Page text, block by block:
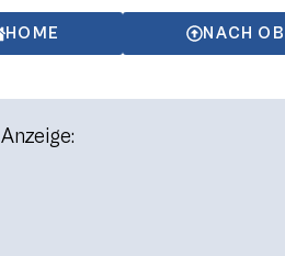
HOME NACH
Anzeige: